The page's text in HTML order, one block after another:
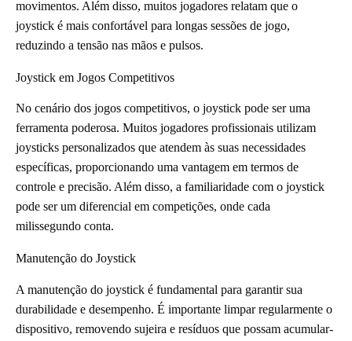
movimentos. Além disso, muitos jogadores relatam que o
joystick é mais confortável para longas sessões de jogo,
reduzindo a tensão nas mãos e pulsos.
Joystick em Jogos Competitivos
No cenário dos jogos competitivos, o joystick pode ser uma
ferramenta poderosa. Muitos jogadores profissionais utilizam
joysticks personalizados que atendem às suas necessidades
específicas, proporcionando uma vantagem em termos de
controle e precisão. Além disso, a familiaridade com o joystick
pode ser um diferencial em competições, onde cada
milissegundo conta.
Manutenção do Joystick
A manutenção do joystick é fundamental para garantir sua
durabilidade e desempenho. É importante limpar regularmente o
dispositivo, removendo sujeira e resíduos que possam acumular-